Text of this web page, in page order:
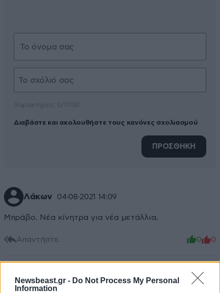
Newsbeast.gr - Do Not Process My Personal
Information
Διαβάστε και ακολουθήστε τους κανόνες σχολιασμού
ΠΡΟΣΘΗΚΗ
Λάκων 04·08·2021 14:09
Μπράβο. Νέα κίνητρα για νέα μετάλλια.
Απαντήστε 0 0